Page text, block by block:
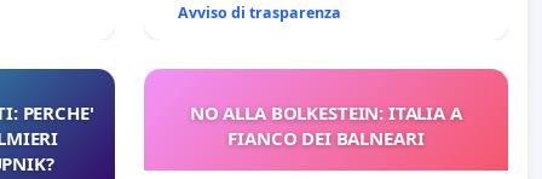
Avviso di trasparenza
PERCHE'
NO ALLA BOLKESTEIN: ITALIA A
FIANCO DEI BALNEARI